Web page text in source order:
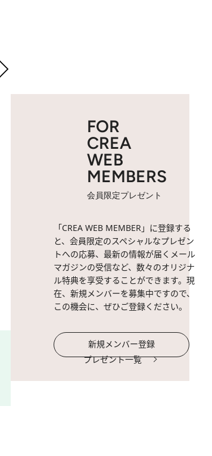
外からでも規模の大きさが
FOR
CREA
WEB
MEMBERS
会員限定プレゼント
「CREA WEB MEMBER」に登録する
と、会員限定のスペシャルなプレゼン
トへの応募、最新の情報が届くメール
マガジンの受信など、数々のオリジナ
ル特典を享受することができます。現
在、新規メンバーを募集中ですので、
この機会に、ぜひご登録ください。
新規メンバー登録
プレゼント一覧